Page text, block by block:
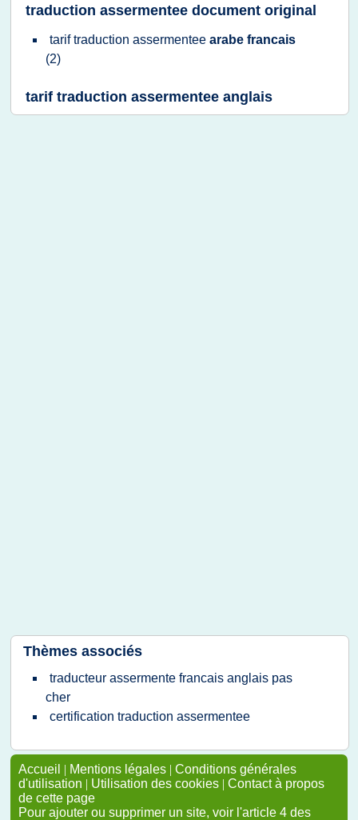
traduction assermentee document original
tarif traduction assermentee arabe francais
(2)
tarif traduction assermentee anglais
Thèmes associés
traducteur assermente francais anglais pas
cher
certification traduction assermentee
Accueil | Mentions légales | Conditions générales
d'utilisation | Utilisation des cookies | Contact à propos
de cette page
Pour ajouter ou supprimer un site, voir l'article 4 des